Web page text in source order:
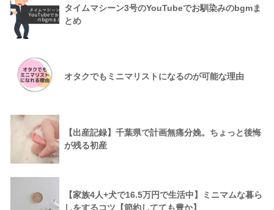
タイムマシーン3号のYouTubeでお馴染みのbgmま
とめ
オタクでもミニマリストになるのが可能な理由
【出産記録】千葉県で計画無痛分娩。ちょっと後悔
が残る初産
【家族4人+犬で16.5万円で生活中】ミニマムな暮ら
しをするコツ【節約してても豊か】